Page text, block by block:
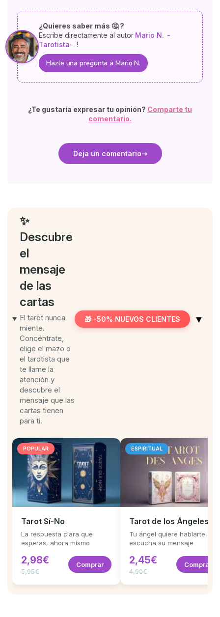
¿Quieres saber más 🤔 ?
Escribe directamente al autor Mario N. -
Tarotista- !
Hazle una pregunta a Mario N.
¿Te gustaría expresar tu opinión? Comparte tu
comentario.
Deja un comentario
✨
Descubre
el
mensaje
de las
cartas
El tarot nunca
miente.
Concéntrate,
elige el mazo o
el tarotista que
te llame la
atención y
descubre el
mensaje que las
cartas tienen
para ti.
🎁 -50% NUEVOS CLIENTES ▼
POPULAR
Tarot Sí-No
La respuesta clara que
esperas, ahora mismo
2,98€
5,95€
Comprar
ESPIRITUAL
Tarot de los Ángeles
Tu ángel quiere hablarte,
escucha su mensaje
2,45€
4,90€
Comprar